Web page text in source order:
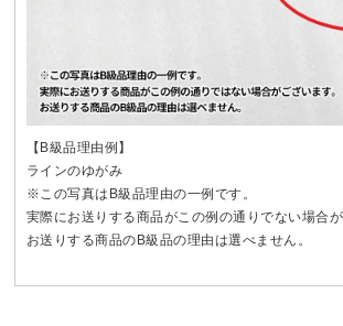
【B級品理由例】
ラインのゆがみ
※この写真はB級品理由の一例です。
実際にお送りする商品がこの例の通りでない場合が
お送りする商品のB級品の理由は選べません。